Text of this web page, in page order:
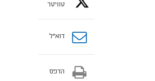
טוויטר
דוא”ל
הדפס